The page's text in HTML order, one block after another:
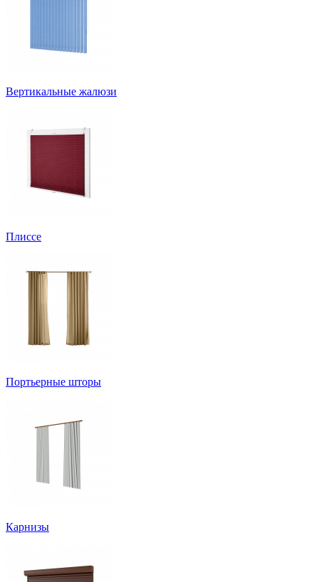
Вертикальные жалюзи
Плиссе
Портьерные шторы
Карнизы